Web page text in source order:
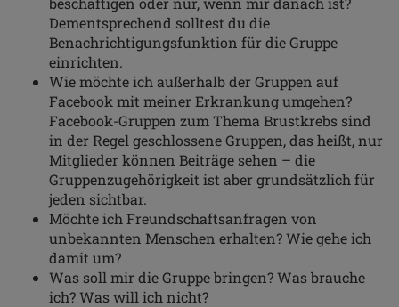
Dementsprechend solltest du die
Benachrichtigungsfunktion für die Gruppe
einrichten.
Wie möchte ich außerhalb der Gruppen auf
Facebook mit meiner Erkrankung umgehen?
Facebook-Gruppen zum Thema Brustkrebs sind
in der Regel geschlossene Gruppen, das heißt, nur
Mitglieder können Beiträge sehen – die
Gruppenzugehörigkeit ist aber grundsätzlich für
jeden sichtbar.
Möchte ich Freundschaftsanfragen von
unbekannten Menschen erhalten? Wie gehe ich
damit um?
Was soll mir die Gruppe bringen? Was brauche
ich? Was will ich nicht?